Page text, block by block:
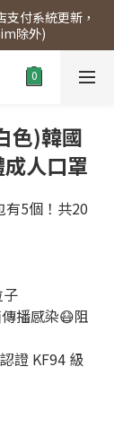
至2026年12月
付系統更新，
除外)
至2026年12月
色)韓國
人口罩
有5個！共20
播感染😷阻
證 KF94 級